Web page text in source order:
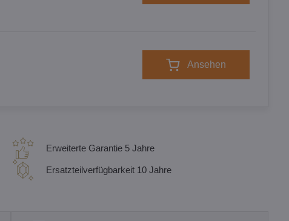
Ansehen
Erweiterte Garantie 5 Jahre
Ersatzteilverfügbarkeit 10 Jahre